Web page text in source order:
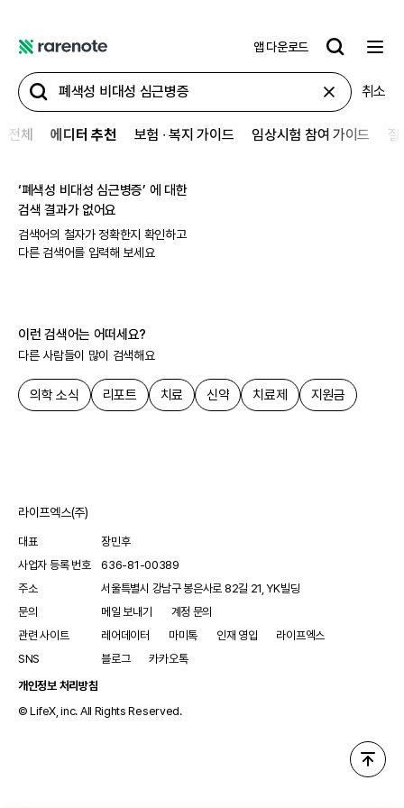
어
노
트
앱 다운로드
취소
전체 에디터 추천 보험 ∙ 복지 가이드 임상시험 참여 가이드 질
‘폐색성 비대성 심근병증’ 에 대한
검색 결과가 없어요
검색어의 철자가 정확한지 확인하고
다른 검색어를 입력해 보세요
이런 검색어는 어떠세요?
다른 사람들이 많이 검색해요
의학 소식 리포트 치료 신약 치료제 지원금
라이프엑스(주)
대표
장민후
사업자 등록 번호
636-81-00389
주소
서울특별시 강남구 봉은사로 82길 21, YK빌딩
문의
메일 보내기
계정 문의
관련 사이트
레어데이터 마미톡 인재 영입
라이프엑스
SNS
블로그
카카오톡
개인정보 처리방침
© LifeX, inc. All Rights Reserved.